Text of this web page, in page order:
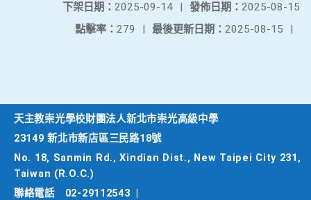
發佈日期： 2025-08-15
下架日期： 2025-09-14
|
最後更新日期： 2025-08-15 |
點擊率： 279 |
天主教崇光學校財團法人新北市崇光高級中學
23149 新北市新店區三民路18號
No. 18, Sanmin Rd., Xindian Dist., New Taipei City 231,
Taiwan (R.O.C.)
聯絡電話
02-29112543